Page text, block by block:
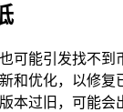
可能引发找不到
和优化，以修
本过旧，可能会